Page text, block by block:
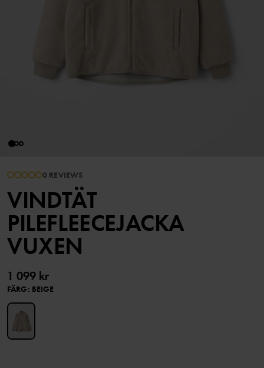
0 REVIEWS
VINDTÄT
PILEFLEECEJACKA
VUXEN
1 099 kr
FÄRG: BEIGE